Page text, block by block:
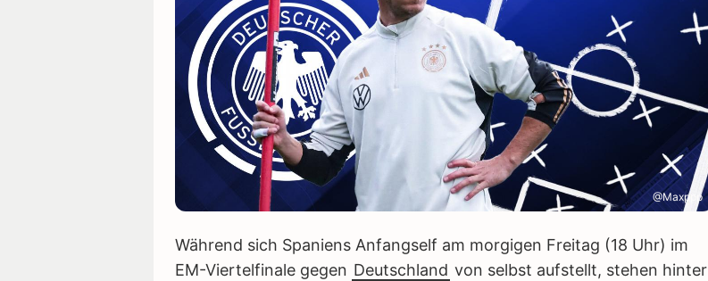
@Maxppp
Während sich Spaniens Anfangself am morgigen Freitag (18 Uhr) im
EM-Viertelfinale gegen Deutschland von selbst aufstellt, stehen hinter